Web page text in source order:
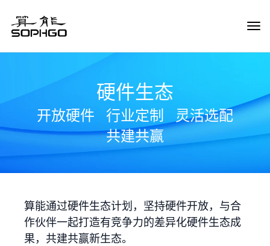
硬件生态
开放硬件 行业定制
灵活选配
共建共赢
算能通过硬件生态计划，坚持硬件开放，与合
作伙伴一起打造有竞争力的差异化硬件生态成
果，共建共赢新生态。